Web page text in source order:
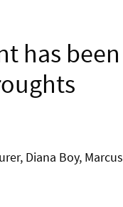
has been
Diana Boy, Marcus